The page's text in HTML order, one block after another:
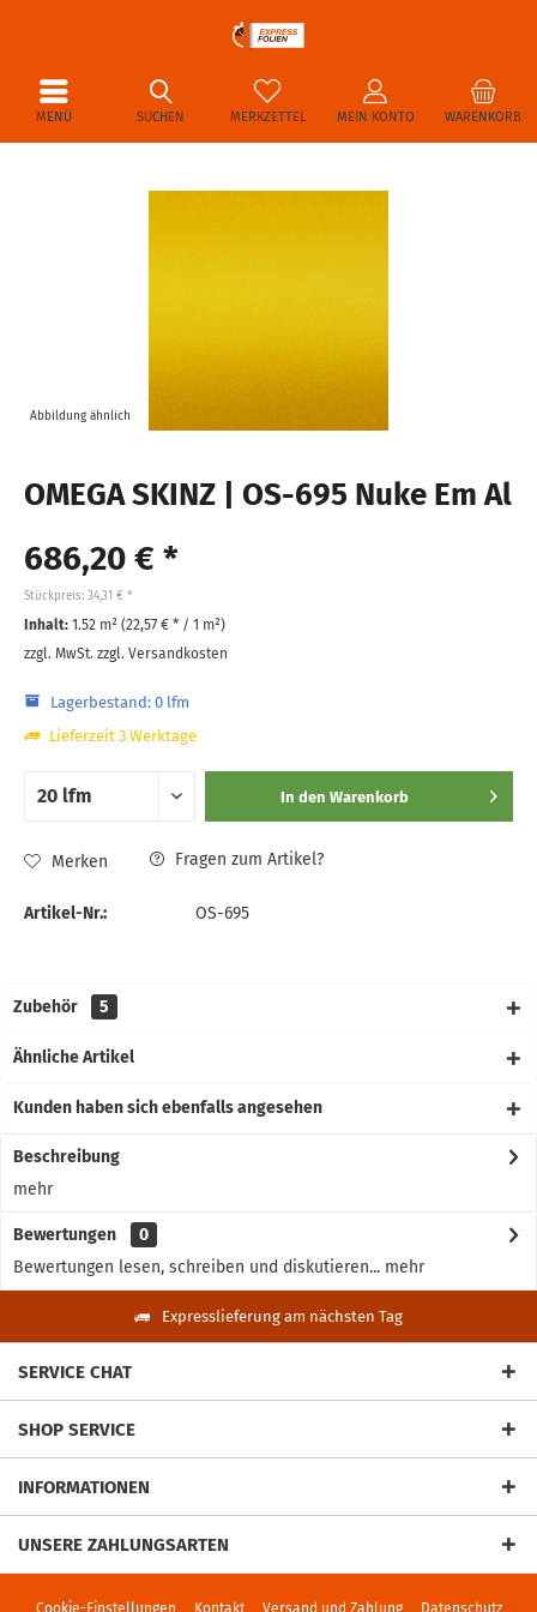
MENÜ WARENKORB
MERKZETTEL MEIN KONTO
SUCHEN
Abbildung ähnlich
OMEGA SKINZ | OS-695 Nuke Em Al
686,20 € *
Stückpreis: 34,31 € *
Inhalt: 1.52 m² (22,57 € * / 1 m²)
zzgl. MwSt. zzgl. Versandkosten
Lagerbestand: 0 lfm
Lieferzeit 3 Werktage
In den Warenkorb
Merken Fragen zum Artikel?
Artikel-Nr.: OS-695
Zubehör 5
Ähnliche Artikel
Kunden haben sich ebenfalls angesehen
Beschreibung
mehr
Bewertungen
0
Bewertungen lesen, schreiben und diskutieren... mehr
Expresslieferung am nächsten Tag
SERVICE CHAT
SHOP SERVICE
INFORMATIONEN
UNSERE ZAHLUNGSARTEN